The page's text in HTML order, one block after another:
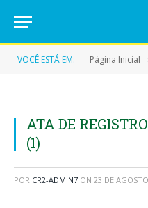
VOCÊ ESTÁ EM: Página Inicial
ATA DE
(1)
POR CR2-ADMIN7 ON 23 DE